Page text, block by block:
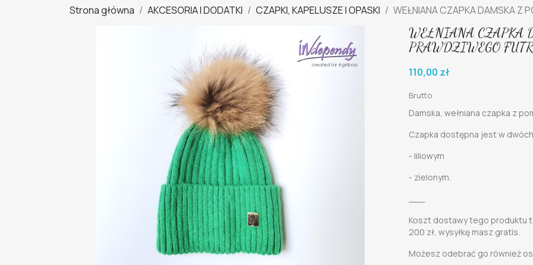
Strona główna AKCESORIA I DODATKI CZAPKI, KAPELUSZE I OPASKI WEŁNIANA CZAPKA DAMSKA Z
WEŁNIANA CZAPKA
PRAWDZIWEGO
110,00 zł
Brutto
Damska, wełniana czapka z
Czapka dostępna jest w
- liliowym
- zielonym.
Koszt dostawy tego produktu
200 zł, wysyłkę masz gratis.
Możesz odebrać go również